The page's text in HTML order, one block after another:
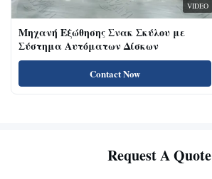
VIDEO
Μηχανή Εξώθησης Σνακ Σκύλου με
Σύστημα Αυτόματων Δίσκων
Contact Now
Request A Quote